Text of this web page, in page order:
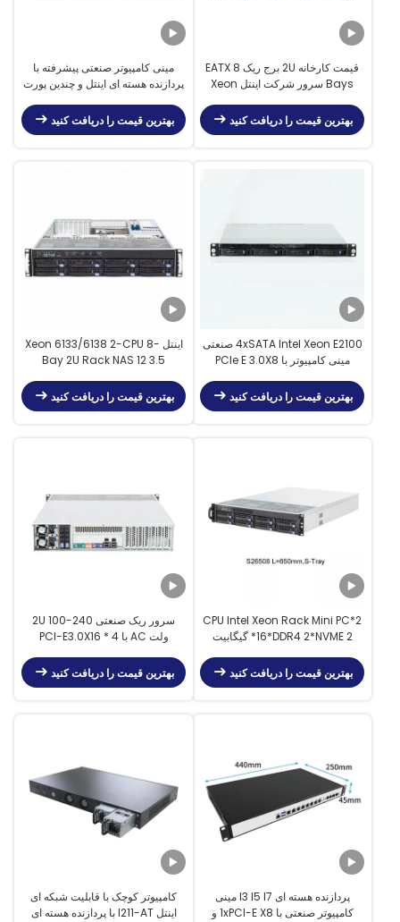
قیمت کارخانه 2U برج ریک EATX 8
Bays سرور شرکت اینتل Xeon
بهترین قیمت را دریافت کنید
مینی کامپیوتر صنعتی پیشرفته با
پردازنده هسته ای اینتل و چندین پورت
بهترین قیمت را دریافت کنید
4xSATA Intel Xeon E2100 صنعتی
مینی کامپیوتر با PCIe E 3.0X8
بهترین قیمت را دریافت کنید
اینتل Xeon 6133/6138 2-CPU 8-
Bay 2U Rack NAS 12 3.5
سازی داده های عظیم
بهترین قیمت را دریافت کنید
2*CPU Intel Xeon Rack Mini PC
16*DDR4 2*NVME 2* گیگابیت
بهترین قیمت را دریافت کنید
سرور ریک صنعتی 2U 100-240
ولت AC با 4 * PCI-E3.0X16
بهترین قیمت را دریافت کنید
پردازنده هسته ای I3 I5 I7 مینی
کامپیوتر صنعتی با 1xPCI-E X8 و
کامپیوتر کوچک با قابلیت شبکه ای
اینتل I211-AT با پردازنده هسته ای